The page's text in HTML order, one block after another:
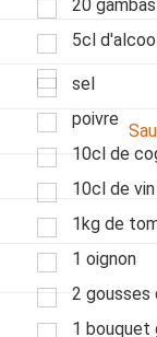
20 gambas
5cl
sel
poivre
10cl de
10cl de
1kg de
1 oignon
2 gousses
1 bouquet